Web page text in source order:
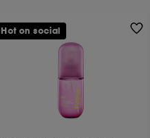
Hot on social